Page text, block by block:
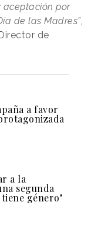
aceptación por
de las Madres”,
de
a favor
a la
segunda
género"